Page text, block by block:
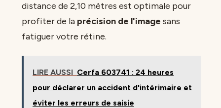
distance de 2,10 mètres est optimale pour
profiter de la précision de l'image sans
fatiguer votre rétine.
LIRE AUSSI Cerfa 603741 : 24 heures
pour déclarer un accident d'intérimaire et
éviter les erreurs de saisie